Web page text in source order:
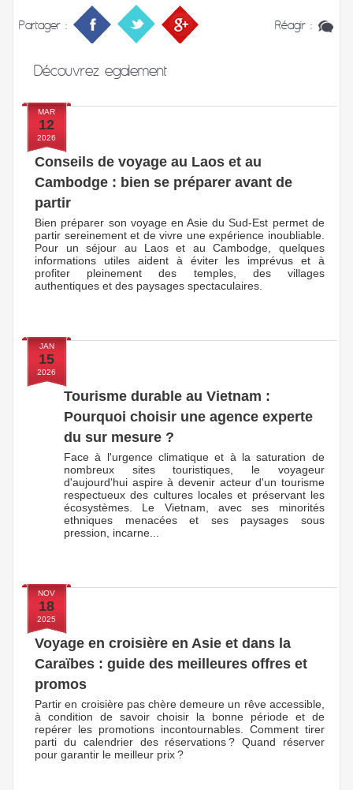
Partager : Réagir :
Découvrezegalement
MAR
12
2026
Conseils de voyage au Laos et au
Cambodge : bien se préparer avant de
partir
Bien préparer son voyage en Asie du Sud-Est permet de
partir sereinement et de vivre une expérience inoubliable.
Pour un séjour au Laos et au Cambodge, quelques
informations utiles aident à éviter les imprévus et à
profiter pleinement des temples, des villages
authentiques et des paysages spectaculaires.
JAN
15
2026
Tourisme durable au Vietnam :
Pourquoi choisir une agence experte
du sur mesure ?
Face à l'urgence climatique et à la saturation de
nombreux sites touristiques, le voyageur
d'aujourd'hui aspire à devenir acteur d'un tourisme
respectueux des cultures locales et préservant les
écosystèmes. Le Vietnam, avec ses minorités
ethniques menacées et ses paysages sous
pression, incarne...
NOV
18
2025
Voyage en croisière en Asie et dans la
Caraïbes : guide des meilleures offres et
promos
Partir en croisière pas chère demeure un rêve accessible,
à condition de savoir choisir la bonne période et de
repérer les promotions incontournables. Comment tirer
parti du calendrier des réservations ? Quand réserver
pour garantir le meilleur prix ?